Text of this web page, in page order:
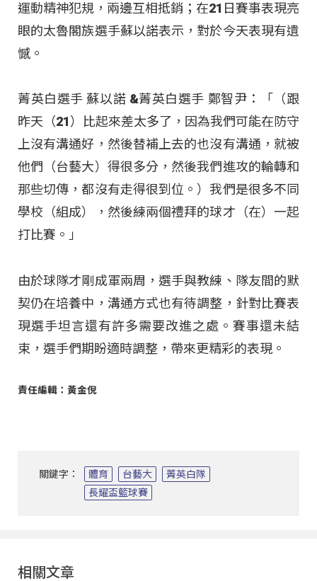
運動精神犯規，兩邊互相抵銷；在21日賽事表現亮
眼的太魯閣族選手蘇以諾表示，對於今天表現有遺
憾。
菁英白選手 蘇以諾 &菁英白選手 鄭智尹：「（跟
昨天（21）比起來差太多了，因為我們可能在防守
上沒有溝通好，然後替補上去的也沒有溝通，就被
他們（台藝大）得很多分，然後我們進攻的輪轉和
那些切傳，都沒有走得很到位。）我們是很多不同
學校（組成），然後練兩個禮拜的球才（在）一起
打比賽。」
由於球隊才剛成軍兩周，選手與教練、隊友間的默
契仍在培養中，溝通方式也有待調整，針對比賽表
現選手坦言還有許多需要改進之處。賽事還未結
束，選手們期盼適時調整，帶來更精彩的表現。
責任編輯：黃金倪
關鍵字： 體育 台藝大
菁英白隊
長耀盃籃球賽
相關文章